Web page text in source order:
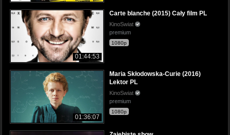
01:44:53
Carte blanche (2015) Cały film PL
KinoSwiat
premium
1080p
01:36:07
Maria Skłodowska-Curie (2016)
Lektor PL
KinoSwiat
premium
1080p